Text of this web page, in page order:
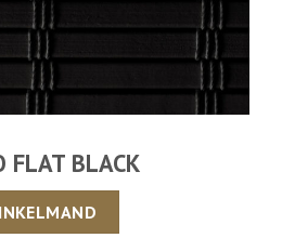
FLAT BLACK